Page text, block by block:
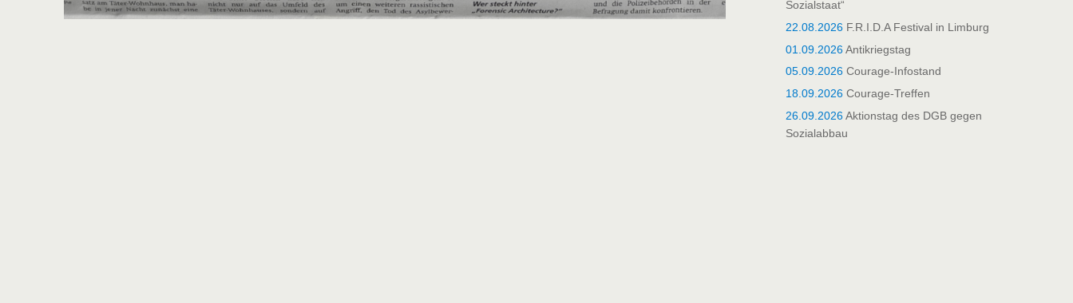
Sozialstaat“
22.08.2026F.R.I.D.A Festival in Limburg
01.09.2026Antikriegstag
05.09.2026Courage-Infostand
18.09.2026Courage-Treffen
26.09.2026Aktionstag des DGB gegen
Sozialabbau